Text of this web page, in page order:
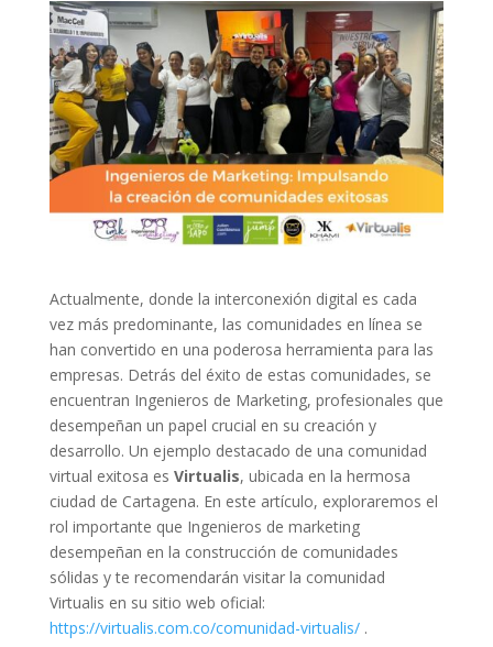
Actualmente, donde la interconexión digital es cada
vez más predominante, las comunidades en línea se
han convertido en una poderosa herramienta para las
empresas. Detrás del éxito de estas comunidades, se
encuentran Ingenieros de Marketing, profesionales que
desempeñan un papel crucial en su creación y
desarrollo. Un ejemplo destacado de una comunidad
virtual exitosa es Virtualis, ubicada en la hermosa
ciudad de Cartagena. En este artículo, exploraremos el
rol importante que Ingenieros de marketing
desempeñan en la construcción de comunidades
sólidas y te recomendarán visitar la comunidad
Virtualis en su sitio web oficial:
https://virtualis.com.co/comunidad-virtualis/.